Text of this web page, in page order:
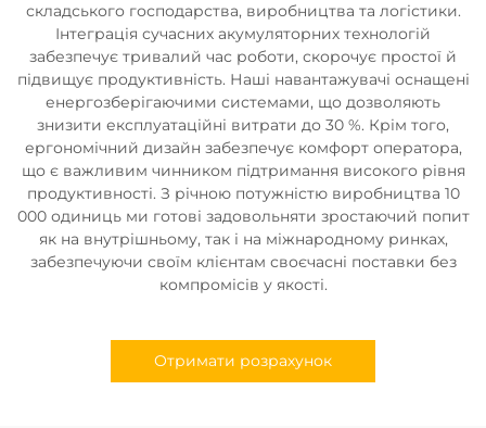
складського господарства, виробництва та логістики.
Інтеграція сучасних акумуляторних технологій
забезпечує тривалий час роботи, скорочує простої й
підвищує продуктивність. Наші навантажувачі оснащені
енергозберігаючими системами, що дозволяють
знизити експлуатаційні витрати до 30 %. Крім того,
ергономічний дизайн забезпечує комфорт оператора,
що є важливим чинником підтримання високого рівня
продуктивності. З річною потужністю виробництва 10
000 одиниць ми готові задовольняти зростаючий попит
як на внутрішньому, так і на міжнародному ринках,
забезпечуючи своїм клієнтам своєчасні поставки без
компромісів у якості.
Отримати розрахунок